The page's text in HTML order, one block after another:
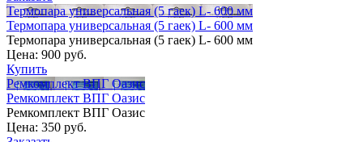
Термопара универсальная (5 гаек) L- 600 мм
Термопара универсальная (5 гаек) L- 600 мм
Термопара универсальная (5 гаек) L- 600 мм
Цена: 900 руб.
Купить
Ремкомплект ВПГ Оазис
Ремкомплект ВПГ Оазис
Ремкомплект ВПГ Оазис
Цена: 350 руб.